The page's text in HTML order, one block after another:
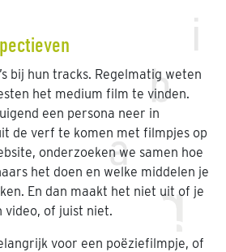
bij hun tracks. Regelmatig weten
het medium film te vinden.
een persona neer in
de verf te komen met filmpjes op
onderzoeken we samen hoe
het doen en welke middelen je
En dan maakt het niet uit of je
video, of juist niet.
voor een poëziefilmpje, of